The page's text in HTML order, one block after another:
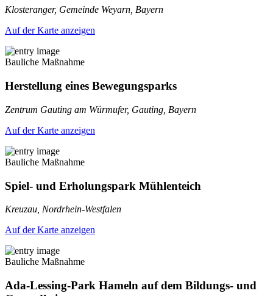
Klosteranger, Gemeinde Weyarn, Bayern
Auf der Karte anzeigen
Bauliche Maßnahme
Herstellung eines Bewegungsparks
Zentrum Gauting am Würmufer, Gauting, Bayern
Auf der Karte anzeigen
Bauliche Maßnahme
Spiel- und Erholungspark Mühlenteich
Kreuzau, Nordrhein-Westfalen
Auf der Karte anzeigen
Bauliche Maßnahme
Ada-Lessing-Park Hameln auf dem Bildungs- und